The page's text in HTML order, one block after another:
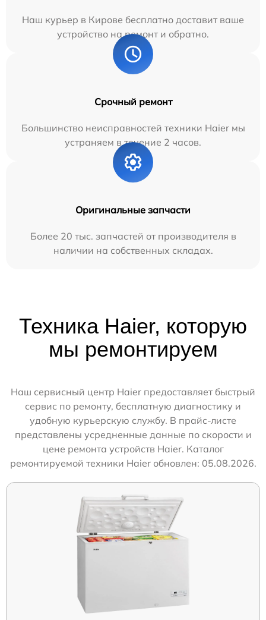
Наш курьер в Кирове бесплатно доставит ваше
устройство на ремонт и обратно.
Срочный ремонт
Большинство неисправностей техники Haier мы
устраняем в течение 2 часов.
Оригинальные запчасти
Более 20 тыс. запчастей от производителя в
наличии на собственных складах.
Техника Haier, которую
мы ремонтируем
Наш сервисный центр Haier предоставляет быстрый
сервис по ремонту, бесплатную диагностику и
удобную курьерскую службу. В прайс-листе
представлены усредненные данные по скорости и
цене ремонта устройств Haier. Каталог
ремонтируемой техники Haier обновлен: 05.08.2026.